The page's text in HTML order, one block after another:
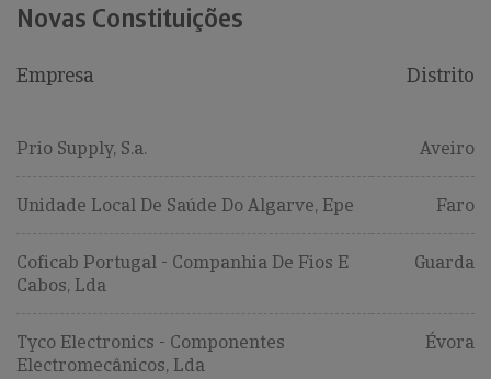
Novas Constituições
Empresa Distrito
Prio Supply, S.a. Aveiro
Unidade Local De Saúde Do Algarve, Epe Faro
Coficab Portugal - Companhia De Fios E
Cabos, Lda
Guarda
Tyco Electronics - Componentes
Electromecânicos, Lda
Évora